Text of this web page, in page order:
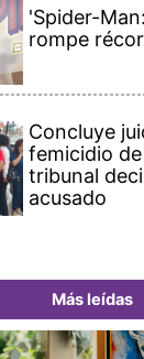
'Spider-
rompe
Concluye
femicidio
tribunal
acusado
Más leídas